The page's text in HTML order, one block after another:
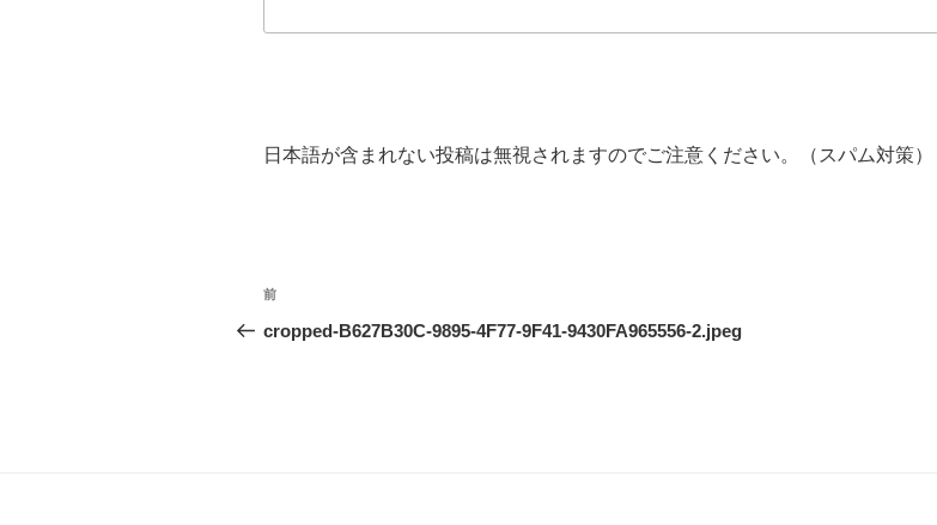
日本語が含まれない投稿は無視されますのでご注意ください。（スパム対策）
投
稿
過
去
前
cropped-B627B30C-9895-4F77-9F41-9430FA965556-2.jpeg